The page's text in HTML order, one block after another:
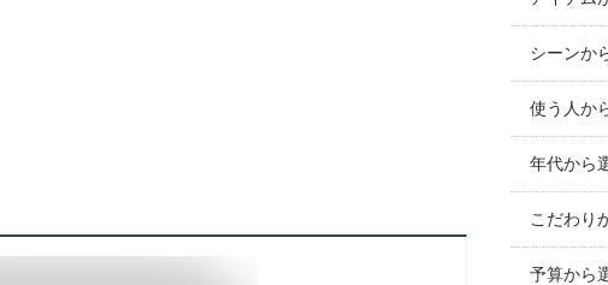
シーンか
使う人か
年代から
こだわり
予算から